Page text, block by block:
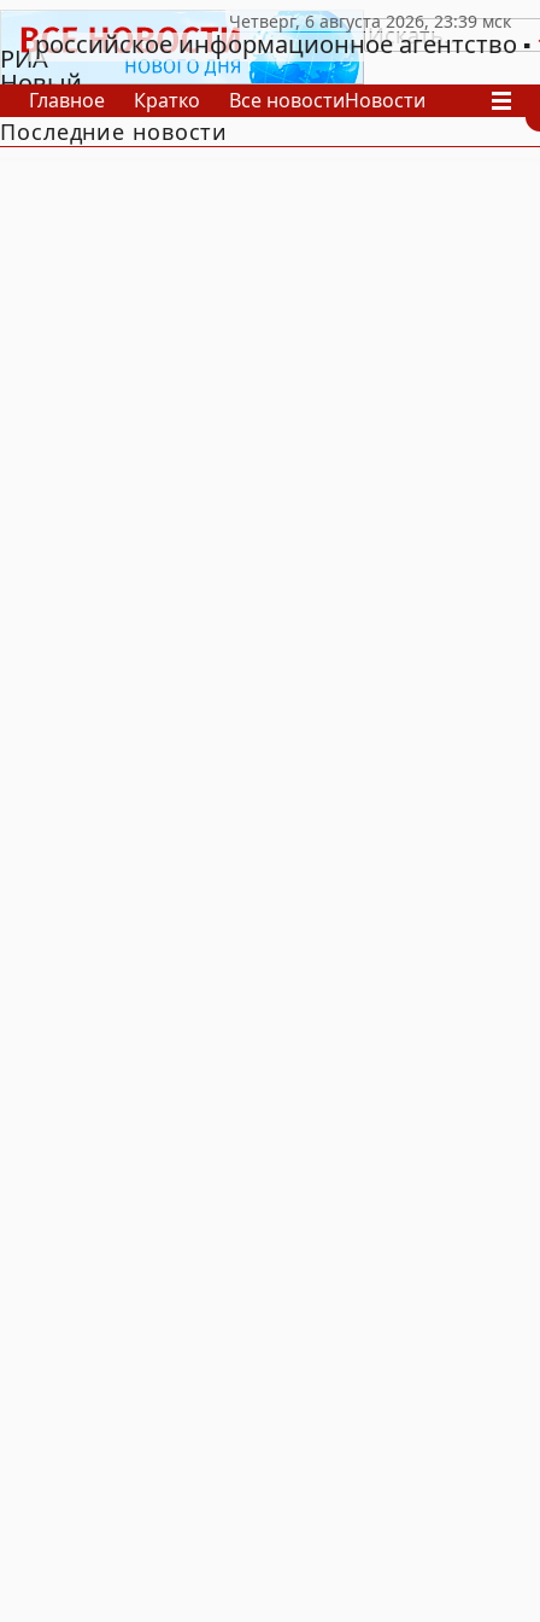
РИА
Новый
День
российское информационное агентство
Главное Кратко Все новостиНовости
В России
В мире
Последние новости